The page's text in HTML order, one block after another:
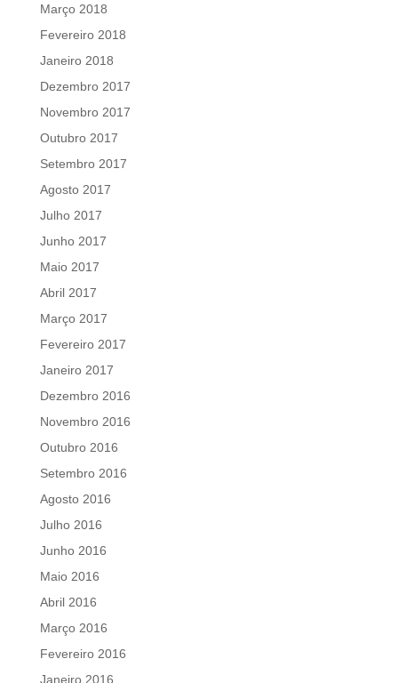
Março 2018
Fevereiro 2018
Janeiro 2018
Dezembro 2017
Novembro 2017
Outubro 2017
Setembro 2017
Agosto 2017
Julho 2017
Junho 2017
Maio 2017
Abril 2017
Março 2017
Fevereiro 2017
Janeiro 2017
Dezembro 2016
Novembro 2016
Outubro 2016
Setembro 2016
Agosto 2016
Julho 2016
Junho 2016
Maio 2016
Abril 2016
Março 2016
Fevereiro 2016
Janeiro 2016